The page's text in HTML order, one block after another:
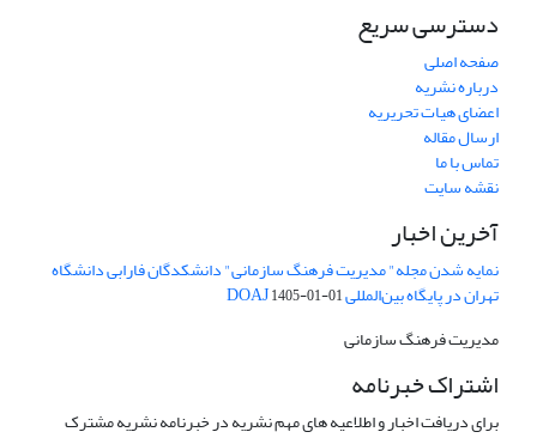
دسترسی سریع
صفحه اصلی
درباره نشریه
اعضای هیات تحریریه
ارسال مقاله
تماس با ما
نقشه سایت
آخرین اخبار
نمایه شدن مجله" مدیریت فرهنگ سازمانی" دانشکدگان فارابی دانشگاه
تهران در پایگاه بین‌المللی DOAJ1405-01-01
مدیریت فرهنگ سازمانی
اشتراک خبرنامه
برای دریافت اخبار و اطلاعیه های مهم نشریه در خبرنامه نشریه مشترک